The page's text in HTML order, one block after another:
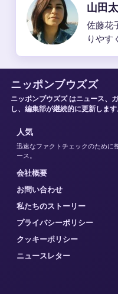
山田
佐藤花
りやす
ニッポンブウズズ
ニッポンブウズズ はニュース、
し、編集部が継続的に更新します
人気
迅速なファクトチェックのために
ース。
会社概要
お問い合わせ
私たちのストーリー
プライバシーポリシー
クッキーポリシー
ニュースレター